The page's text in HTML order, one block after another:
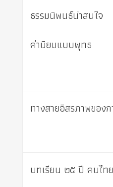
ธรรมนิพนธ์น่าสนใจ
ค่านิยมแบบพุทธ
ทางสายอิสรภาพของ
บทเรียน ๒๕ ปี คนไท